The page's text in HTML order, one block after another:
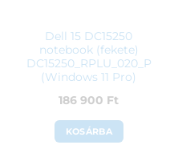
Dell 15 DC15250
notebook (fekete)
DC15250_RPLU_020_P
(Windows 11 Pro)
186 900 Ft
KOSÁRBA